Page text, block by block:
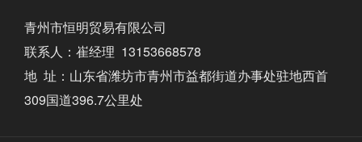
青州市恒明贸易有限公司
联系人：崔经理 13153668578
地 址：山东省潍坊市青州市益都街道办事处驻地西首
309国道396.7公里处